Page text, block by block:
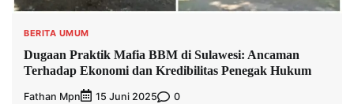
BERITA UMUM
Dugaan Praktik Mafia BBM di Sulawesi: Ancaman
Terhadap Ekonomi dan Kredibilitas Penegak Hukum
Fathan Mpn 15 Juni 2025 0